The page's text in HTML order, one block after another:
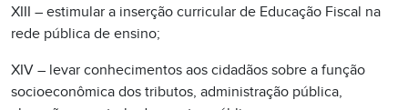
XIII – estimular a inserção curricular de Educação Fiscal na
rede pública de ensino;
XIV – levar conhecimentos aos cidadãos sobre a função
socioeconômica dos tributos, administração pública,